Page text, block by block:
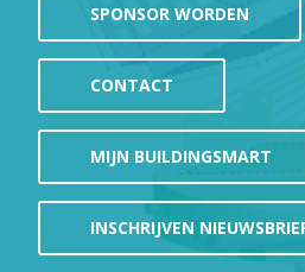
SPONSOR WORDEN
CONTACT
MIJN BUILDINGSMART
INSCHRIJVEN